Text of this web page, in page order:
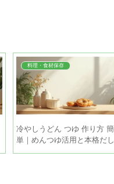
料理・食材保存
冷やしうどん つゆ 作り方 簡
単｜めんつゆ活用と本格だし
を5分で